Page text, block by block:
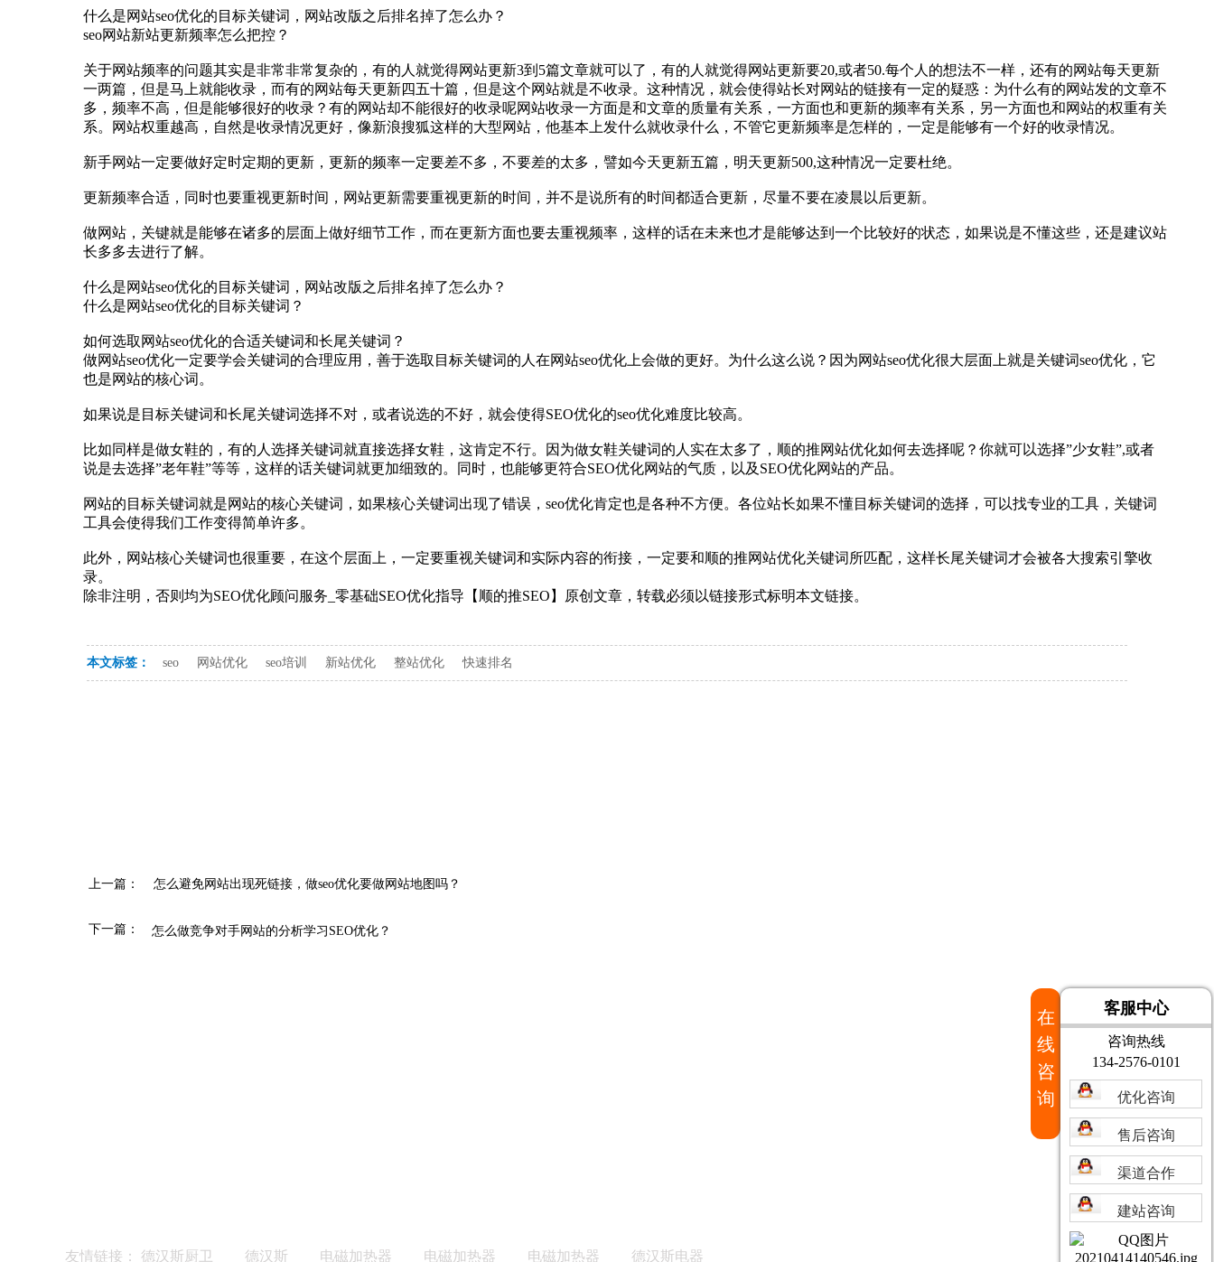
什么是网站seo优化的目标关键词，网站改版之后排名掉了怎么办？
seo网站新站更新频率怎么把控？
关于网站频率的问题其实是非常非常复杂的，有的人就觉得网站更新3到5篇文章就可以了，有的人就觉得网站更新要20,或者50.每个人的想法不一样，还有的网站每天更新
一两篇，但是马上就能收录，而有的网站每天更新四五十篇，但是这个网站就是不收录。这种情况，就会使得站长对网站的链接有一定的疑惑：为什么有的网站发的文章不
多，频率不高，但是能够很好的收录？有的网站却不能很好的收录呢网站收录一方面是和文章的质量有关系，一方面也和更新的频率有关系，另一方面也和网站的权重有关
系。网站权重越高，自然是收录情况更好，像新浪搜狐这样的大型网站，他基本上发什么就收录什么，不管它更新频率是怎样的，一定是能够有一个好的收录情况。
新手网站一定要做好定时定期的更新，更新的频率一定要差不多，不要差的太多，譬如今天更新五篇，明天更新500,这种情况一定要杜绝。
更新频率合适，同时也要重视更新时间，网站更新需要重视更新的时间，并不是说所有的时间都适合更新，尽量不要在凌晨以后更新。
做网站，关键就是能够在诸多的层面上做好细节工作，而在更新方面也要去重视频率，这样的话在未来也才是能够达到一个比较好的状态，如果说是不懂这些，还是建议站
长多多去进行了解。
什么是网站seo优化的目标关键词，网站改版之后排名掉了怎么办？
什么是网站seo优化的目标关键词？
如何选取网站seo优化的合适关键词和长尾关键词？
做网站seo优化一定要学会关键词的合理应用，善于选取目标关键词的人在网站seo优化上会做的更好。为什么这么说？因为网站seo优化很大层面上就是关键词seo优化，它
也是网站的核心词。
如果说是目标关键词和长尾关键词选择不对，或者说选的不好，就会使得SEO优化的seo优化难度比较高。
比如同样是做女鞋的，有的人选择关键词就直接选择女鞋，这肯定不行。因为做女鞋关键词的人实在太多了，顺的推网站优化如何去选择呢？你就可以选择”少女鞋”,或者
说是去选择”老年鞋”等等，这样的话关键词就更加细致的。同时，也能够更符合SEO优化网站的气质，以及SEO优化网站的产品。
网站的目标关键词就是网站的核心关键词，如果核心关键词出现了错误，seo优化肯定也是各种不方便。各位站长如果不懂目标关键词的选择，可以找专业的工具，关键词
工具会使得我们工作变得简单许多。
此外，网站核心关键词也很重要，在这个层面上，一定要重视关键词和实际内容的衔接，一定要和顺的推网站优化关键词所匹配，这样长尾关键词才会被各大搜索引擎收
录。
除非注明，否则均为SEO优化顾问服务_零基础SEO优化指导【顺的推SEO】原创文章，转载必须以链接形式标明本文链接。
本文标签： seo 网站优化 seo培训 新站优化 整站优化 快速排名
上一篇： 怎么避免网站出现死链接，做seo优化要做网站地图吗？
下一篇： 怎么做竞争对手网站的分析学习SEO优化？
友情链接： 德汉斯厨卫 德汉斯 电磁加热器 电磁加热器 电磁加热器 德汉斯电器
在
线
咨
询
客服中心
咨询热线
134-2576-0101
优化咨询
售后咨询
渠道合作
建站咨询